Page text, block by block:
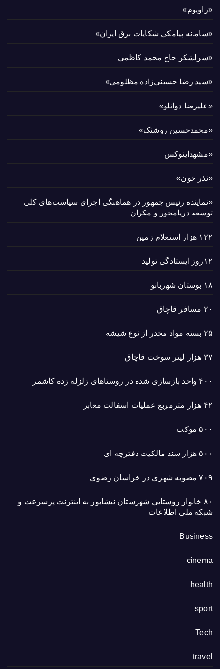
«راویوم»
«سامانه پیامکی شکایات برق ایران»
«سرلشکر حاج محمد کاظمی
«سید رضا حسینی‌زاده مظلومی»
«علیرضا دوانلو»
«محمدحسین روشنک»
«مشهداینوکس
«نذر خون»
«نماینده رئیس جمهور در هماهنگی اجرای سیاست‌های کلی
توسعه دریامحور و مکران
۱۲۲ هزار استعلام زمین
۱۲روز ایستادگی تولید
۱۸ بوستان شهربانو
۲۰ مسافر قاچاق
۲۵ بسته مواد مخدر از نوع شیشه
۳۷ هزار لیتر سوخت قاچاق
۴۰۰ واحد بازسازی شده در روستاهای زلزله زده کاشمر
۴۲ هزار مترمربع عملیات آسفالت معابر
۵۰۰ موکب
۵۰۰ هزار سند مالکیت دفترچه ای
۷۰۹ مصوبه شهری در خراسان رضوی
۸۰ خانوار روستایی شهرستان نیشابور به اینترنت پرسرعت و
شبکه ملی اطلاعات
Business
cinema
health
sport
Tech
travel